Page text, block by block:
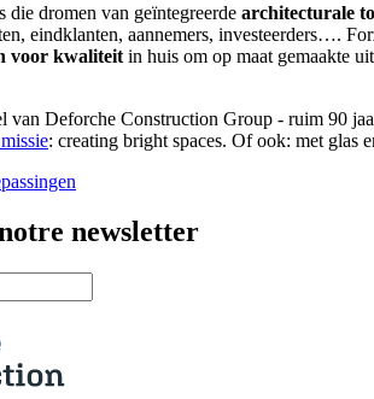
die dromen van geïntegreerde architecturale
eindklanten, aannemers, investeerders….
voor kwaliteit in huis om op maat gemaakte
van Deforche Construction Group - ruim 90
: creating bright spaces. Of ook: met glas
newsletter